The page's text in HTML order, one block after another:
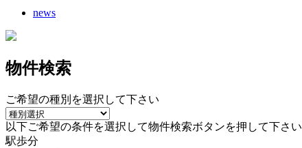
news
物件検索
ご希望の種別を選択して下さい
以下ご希望の条件を選択して物件検索ボタンを押して下さい
駅歩分